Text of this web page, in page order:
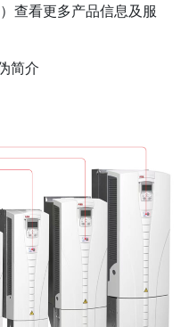
查看更多产品信息及服
简介